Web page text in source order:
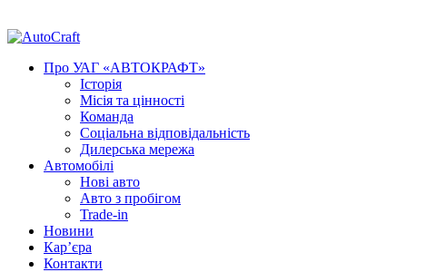
Про УАГ «АВТОКРАФТ»
Історія
Місія та цінності
Команда
Соціальна відповідальність
Дилерська мережа
Автомобілі
Нові авто
Авто з пробігом
Trade-in
Новини
Кар’єра
Контакти